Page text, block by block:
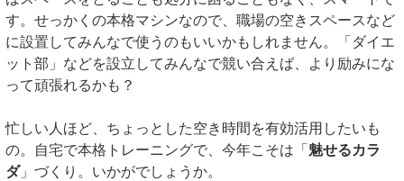
す。せっかくの本格マシンなので、職場の空きスペースなど
に設置してみんなで使うのもいいかもしれません。「ダイエ
ット部」などを設立してみんなで競い合えば、より励みにな
って頑張れるかも？
忙しい人ほど、ちょっとした空き時間を有効活用したいも
の。自宅で本格トレーニングで、今年こそは「 魅せるカラ
ダ」づくり。いかがでしょうか。